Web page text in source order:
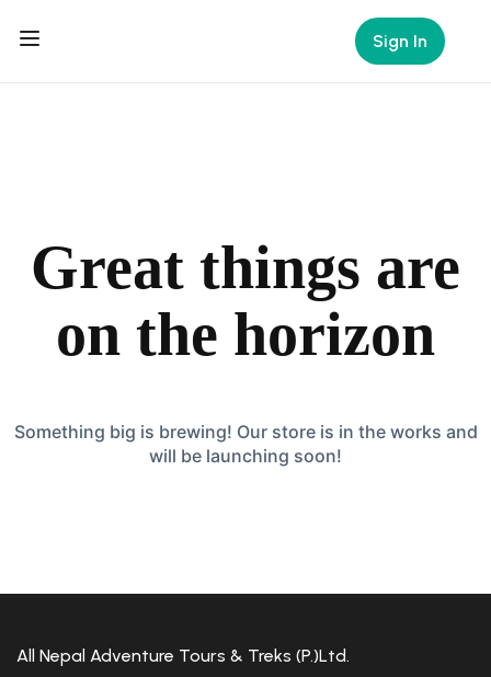
Sign In
Great things are
on the horizon
Something big is brewing! Our store is in the works and
will be launching soon!
All Nepal Adventure Tours & Treks (P.)Ltd.